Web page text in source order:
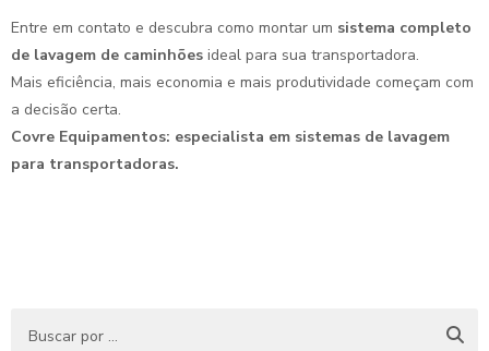
Entre em contato e descubra como montar um sistema completo
de lavagem de caminhões ideal para sua transportadora.
Mais eficiência, mais economia e mais produtividade começam com
a decisão certa.
Covre Equipamentos: especialista em sistemas de lavagem
para transportadoras.